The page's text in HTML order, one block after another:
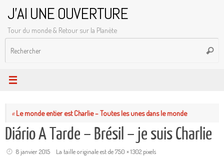
contenu
J'AI UNE OUVERTURE
Tour du monde & Retour sur la Planète
«Le monde entier est Charlie – Toutes les unes dans le monde
Diário A Tarde – Brésil – je suis Charlie
8 janvier 2015 La taille originale est de750 × 1302pixels